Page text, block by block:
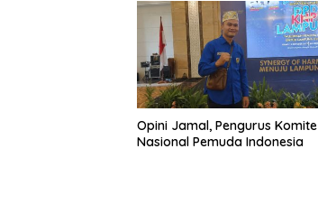
Opini Jamal, Pengurus Komite
Nasional Pemuda Indonesia